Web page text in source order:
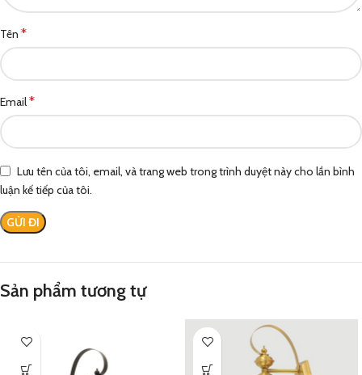
Tên *
Email*
Lưu tên của tôi, email, và trang web trong trình duyệt này cho lần bình
luận kế tiếp của tôi.
Sản phẩm tương tự